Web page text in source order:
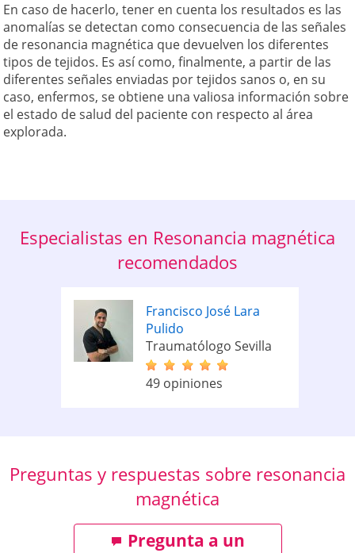
En caso de hacerlo, tener en cuenta los resultados es las
anomalías se detectan como consecuencia de las señales
de resonancia magnética que devuelven los diferentes
tipos de tejidos. Es así como, finalmente, a partir de las
diferentes señales enviadas por tejidos sanos o, en su
caso, enfermos, se obtiene una valiosa información sobre
el estado de salud del paciente con respecto al área
explorada.
Especialistas en Resonancia magnética
recomendados
Francisco José Lara
Pulido
Traumatólogo Sevilla
49 opiniones
Preguntas y respuestas sobre resonancia
magnética
Pregunta a un